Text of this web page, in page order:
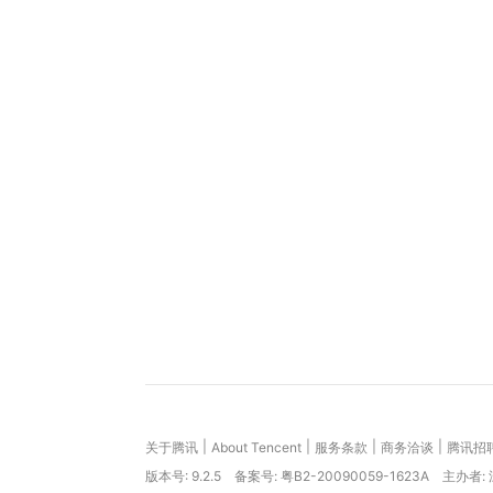
关于腾讯 About Tencent 服务条款 商务洽谈 腾讯招
版本号: 9.2.5 备案号: 粤B2-20090059-1623A 主办者: